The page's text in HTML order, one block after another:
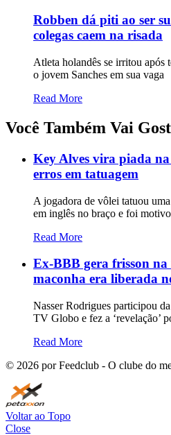
Robben dá piti ao ser
colegas caem na risada
Atleta holandês se irritou
o jovem Sanches em sua vaga
Read More
Você Também Vai
Key Alves vira piada
erros em tatuagem
A jogadora de vôlei tatuou
em inglês no braço e foi
Read More
Ex-BBB gera frisson na
maconha era liberada
Nasser Rodrigues participou
TV Globo e fez a ‘revelação’
Read More
© 2026 por Feedclub - O clube do
Voltar ao Topo
Close